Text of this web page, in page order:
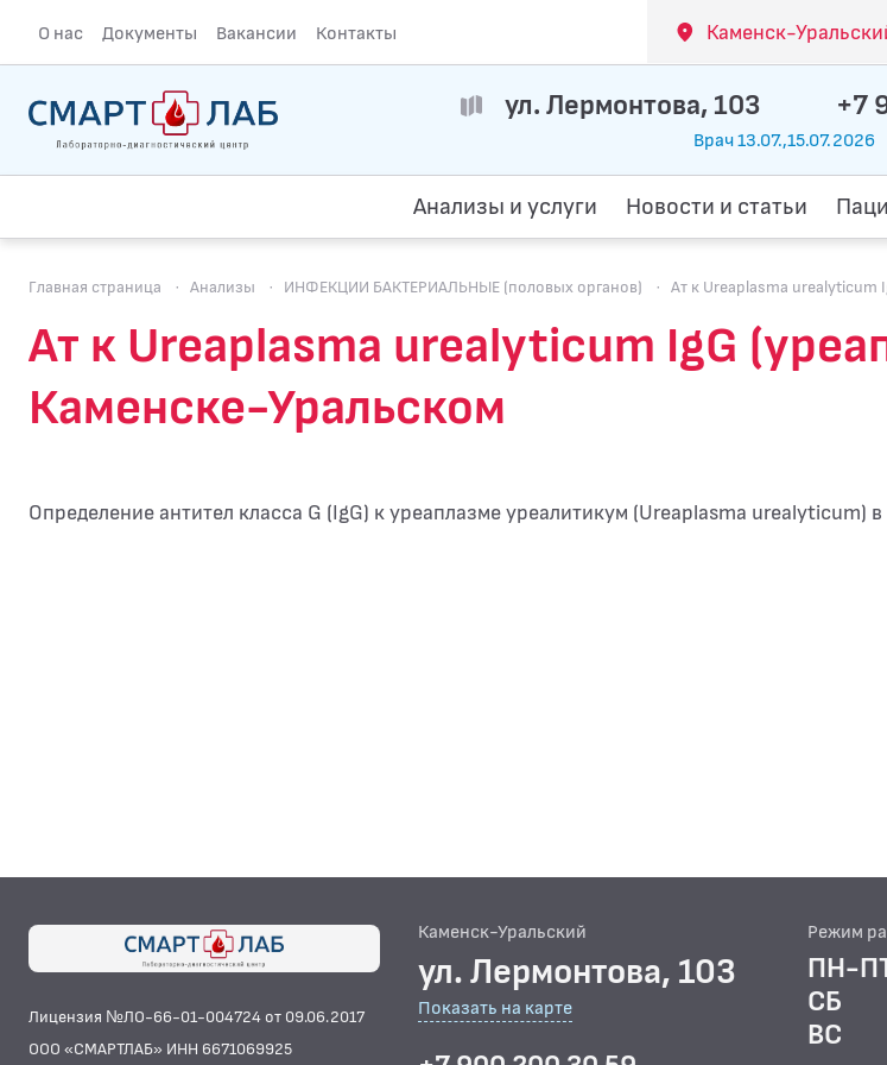
О нас Документы Вакансии Контакты Каменск-
ул. Лермонтова, 103 +7
Врач 13.07.,15.07.2026
Анализы и услуги Новости и статьи
Главная страница · Анализы · ИНФЕКЦИИ БАКТЕРИАЛЬНЫЕ (половых органов) · Ат к Ureaplasma urealyticum
Ат к Ureaplasma urealyticum IgG
Каменске-Уральском
Определение антител класса G (IgG) к уреаплазме уреалитикум (Ureaplasma urealyticum)
Лицензия №ЛО-66-01-004724 от 09.06.2017
ООО «СМАРТЛАБ» ИНН 6671069925
Каменск-Уральский
ул. Лермонтова, 103
Показать на карте
Режим
ПН-
СБ
ВС